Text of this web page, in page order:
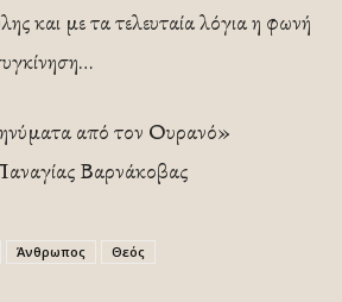
και με τα τελευταία λόγια η φωνή
από τον Ουρανό»
Βαρνάκοβας
Άνθρωπος Θεός